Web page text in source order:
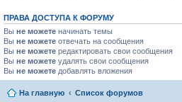
ПРАВА ДОСТУПА К ФОРУМУ
Вы не можете начинать темы
Вы не можете отвечать на сообщения
Вы не можете редактировать свои сообщения
Вы не можете удалять свои сообщения
Вы не можете добавлять вложения
На главную Список форумов